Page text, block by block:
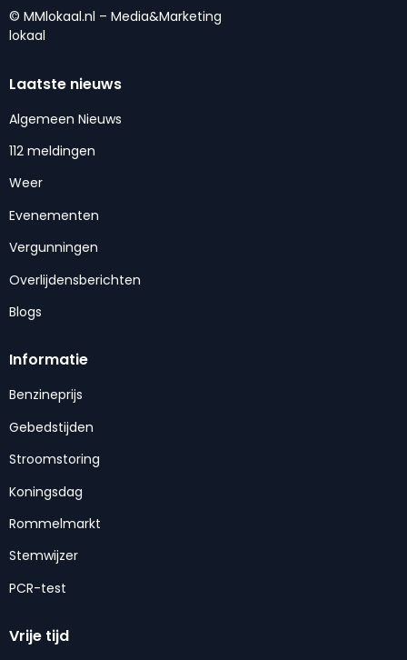
© MMlokaal.nl – Media&Marketing
lokaal
Laatste nieuws
Algemeen Nieuws
112 meldingen
Weer
Evenementen
Vergunningen
Overlijdensberichten
Blogs
Informatie
Benzineprijs
Gebedstijden
Stroomstoring
Koningsdag
Rommelmarkt
Stemwijzer
PCR-test
Vrije tijd